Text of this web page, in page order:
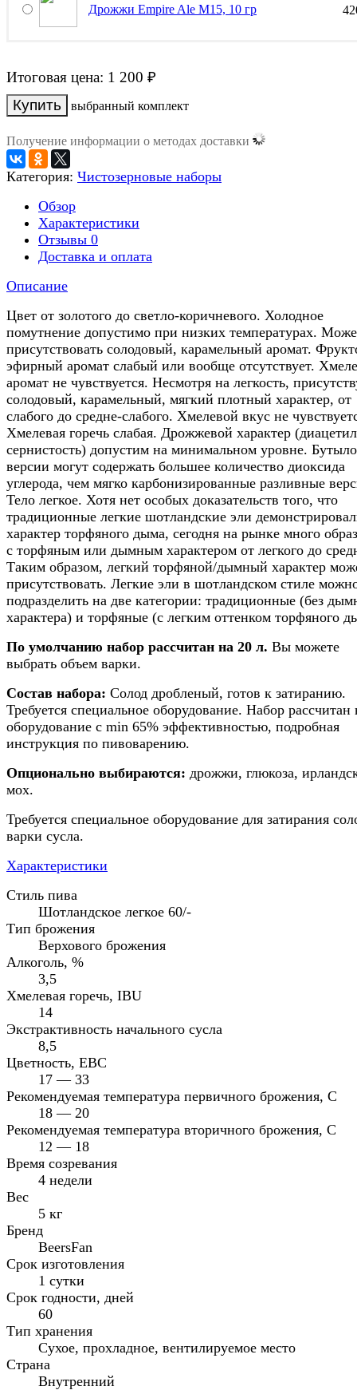
Дрожжи Empire Ale M15, 10 гр
Итоговая цена: 1 200 ₽
выбранный комплект
Получение информации о методах доставки
Категория: Чистозерновые наборы
Обзор
Характеристики
Отзывы 0
Доставка и оплата
Описание
Цвет от золотого до светло-коричневого. Холодное
помутнение допустимо при низких температурах.
присутствовать солодовый, карамельный аромат.
эфирный аромат слабый или вообще отсутствует.
аромат не чувствуется. Несмотря на легкость,
солодовый, карамельный, мягкий плотный характер, от
слабого до средне-слабого. Хмелевой вкус не
Хмелевая горечь слабая. Дрожжевой характер
сернистость) допустим на минимальном уровне.
версии могут содержать большее количество диоксида
углерода, чем мягко карбонизированные разливные
Тело легкое. Хотя нет особых доказательств того, что
традиционные легкие шотландские эли
характер торфяного дыма, сегодня на рынке много
с торфяным или дымным характером от легкого до
Таким образом, легкий торфяной/дымный характер
присутствовать. Легкие эли в шотландском стиле
подразделить на две категории: традиционные (без
характера) и торфяные (с легким оттенком торфяного
По умолчанию набор рассчитан на 20 л. Вы можете
выбрать объем варки.
Состав набора: Солод дробленый, готов к затиранию.
Требуется специальное оборудование. Набор рассчитан
оборудование с min 65% эффективностью, подробная
инструкция по пивоварению.
Опционально выбираются: дрожжи, глюкоза,
мох.
Требуется специальное оборудование для затирания
варки сусла.
Характеристики
Стиль пива
Шотландское легкое 60/-
Тип брожения
Верхового брожения
Алкоголь, %
3,5
Хмелевая горечь, IBU
14
Экстрактивность начального сусла
8,5
Цветность, EBC
17 — 33
Рекомендуемая температура первичного брожения, С
18 — 20
Рекомендуемая температура вторичного брожения, C
12 — 18
Время созревания
4 недели
Вес
5 кг
Бренд
BeersFan
Срок изготовления
1 сутки
Срок годности, дней
60
Тип хранения
Сухое, прохладное, вентилируемое место
Страна
Внутренний